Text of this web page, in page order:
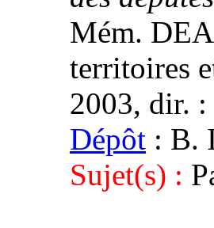
Mém.
territoires
2003, dir.
Dépôt : B.
Sujet(s) :